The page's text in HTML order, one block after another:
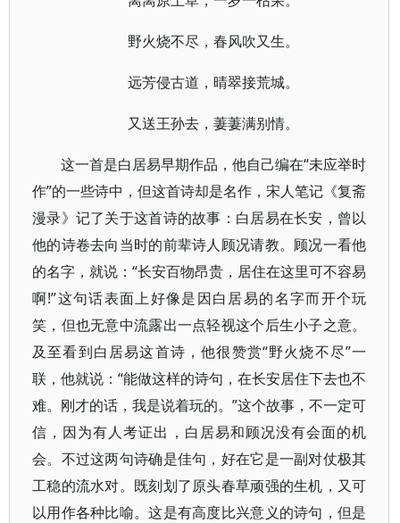
野火烧不尽，春风吹又生。
远芳侵古道，晴翠接荒城。
又送王孙去，萋萋满别情。
这一首是白居易早期作品，他自己编在“未应举时
作”的一些诗中，但这首诗却是名作，宋人笔记《复斋
漫录》记了关于这首诗的故事：白居易在长安，曾以
他的诗卷去向当时的前辈诗人顾况请教。顾况一看他
的名字，就说：“长安百物昂贵，居住在这里可不容易
啊!”这句话表面上好像是因白居易的名字而开个玩
笑，但也无意中流露出一点轻视这个后生小子之意。
及至看到白居易这首诗，他很赞赏“野火烧不尽”一
联，他就说：“能做这样的诗句，在长安居住下去也不
难。刚才的话，我是说着玩的。”这个故事，不一定可
信，因为有人考证出，白居易和顾况没有会面的机
会。不过这两句诗确是佳句，好在它是一副对仗极其
工稳的流水对。既刻划了原头春草顽强的生机，又可
以用作各种比喻。这是有高度比兴意义的诗句，但是